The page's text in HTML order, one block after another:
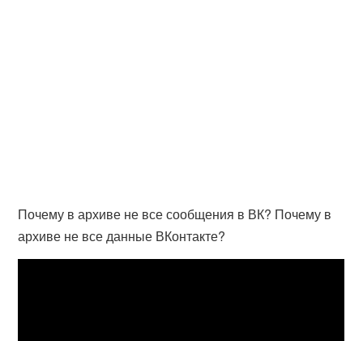
Почему в архиве не все сообщения в ВК? Почему в
архиве не все данные ВКонтакте?